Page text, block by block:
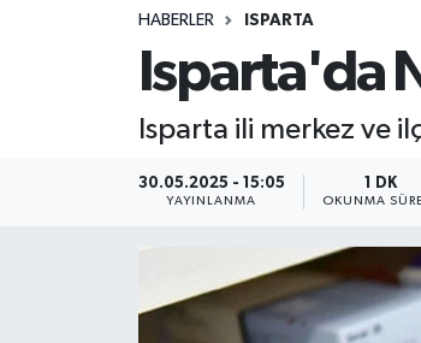
HABERLER ISPARTA
Isparta'da
Isparta ili merkez ve
30.05.2025 - 15:05
YAYINLANMA
1 DK
OKUNMA
Esnaf Diyor ki;
BİLİM VE TEKNOLOJİ
Isparta Trafik Yoğunluk Haritası
Süper Lig Puan Durumu ve Fikstür
Tüm Manşetler